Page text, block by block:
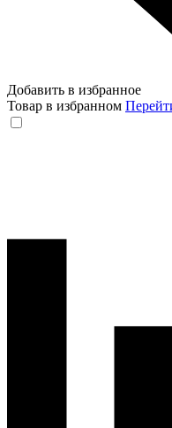
Добавить в избранное
Товар в избранном